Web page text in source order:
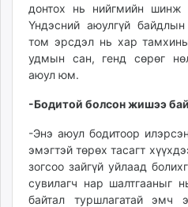
донтох нь нийгмийн шинж
Үндэсний аюулгүй
том эрсдэл нь хар
удмын сан, генд сөрөг
аюул юм.
-Бодитой болсон жишээ
-Энэ аюул бодитоор
эмэгтэй төрөх тасагт
зогсоо зайгүй уйлаад
сувилагч нар шалтгааныг
байтал туршлагатай эмч